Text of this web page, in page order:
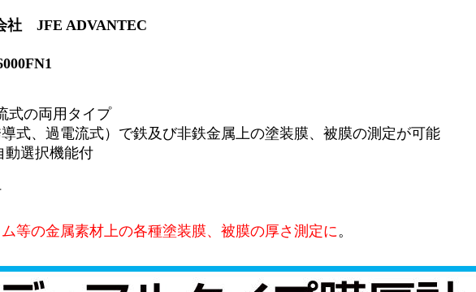
社 JFE ADVANTEC
式の両用タイプ
式、過電流式）で鉄及び非鉄金属上の塗装膜、被膜の測定が可能
選択機能付
等の金属素材上の各種塗装膜、被膜の厚さ測定に。